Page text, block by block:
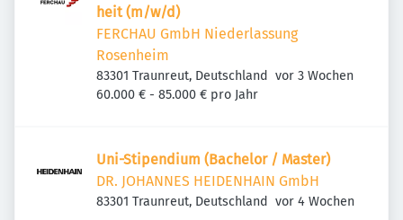
heit (m/w/d)
FERCHAU GmbH Niederlassung
Rosenheim
83301 Traunreut, Deutschland Veröffentlicht
vor 3 Wochen
60.000 € - 85.000 € pro Jahr
Uni-Stipendium (Bachelor / Master)
DR. JOHANNES HEIDENHAIN GmbH
83301 Traunreut, Deutschland Veröffentlicht
vor 4 Wochen